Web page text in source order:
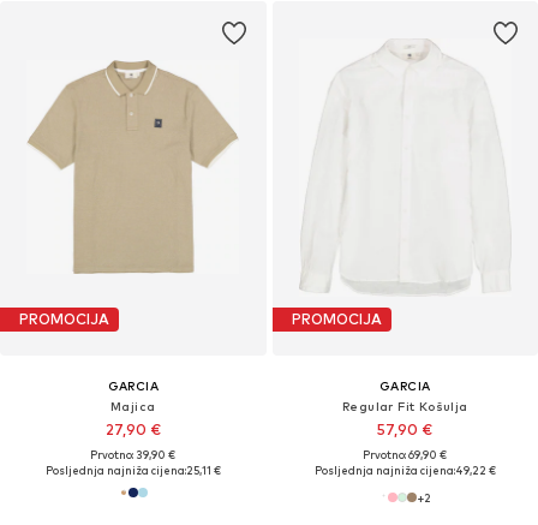
PROMOCIJA
GARCIA
Majica
27,90 €
Prvotno: 39,90 €
Posljednja najniža cijena:25,11 €
PROMOCIJA
GARCIA
Regular Fit Košulja
57,90 €
Prvotno: 69,90 €
Posljednja najniža cijena:49,22 €
+2